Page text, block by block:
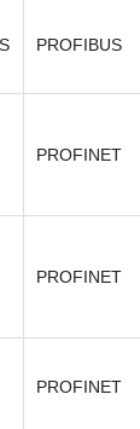
PROFIBUS
PROFINET
PROFINET
PROFINET